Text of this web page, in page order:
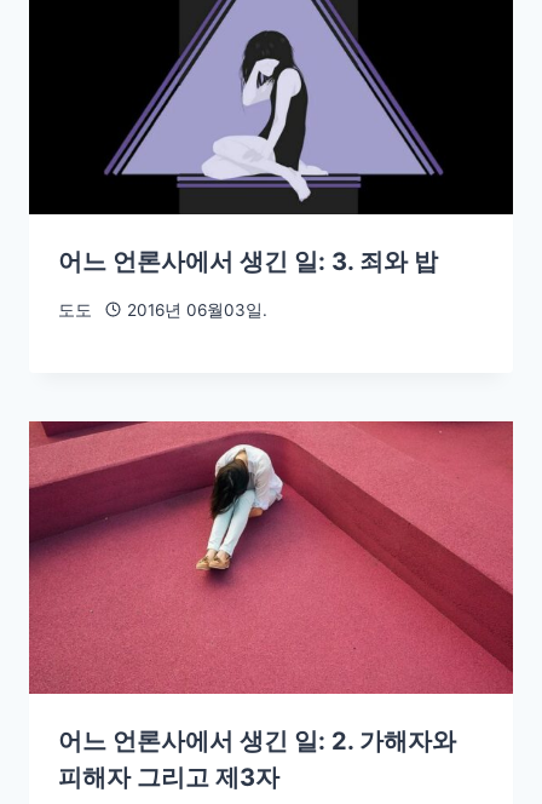
어느 언론사에서 생긴 일: 3. 죄와 밥
도도 2016년 06월03일.
어느 언론사에서 생긴 일: 2. 가해자와
피해자 그리고 제3자